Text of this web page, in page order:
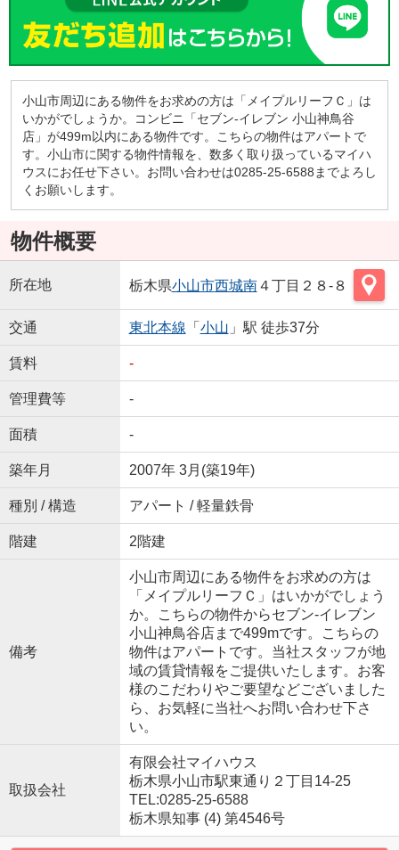
小山市周辺にある物件をお求めの方は「メイプルリーフＣ」は
いかがでしょうか。コンビニ「セブン‐イレブン 小山神鳥谷
店」が499m以内にある物件です。こちらの物件はアパートで
す。小山市に関する物件情報を、数多く取り扱っているマイハ
ウスにお任せ下さい。お問い合わせは0285-25-6588までよろし
くお願いします。
物件概要
所在地 栃木県小山市西城南４丁目２８-８
交通 東北本線 「 小山 」駅 徒歩37分
賃料 -
管理費等 -
面積 -
築年月 2007年 3月(築19年)
種別 / 構造 アパート / 軽量鉄骨
階建 2階建
備考
小山市周辺にある物件をお求めの方は
「メイプルリーフＣ」はいかがでしょう
か。こちらの物件からセブン‐イレブン
小山神鳥谷店まで499mです。こちらの
物件はアパートです。当社スタッフが地
域の賃貸情報をご提供いたします。お客
様のこだわりやご要望などございました
ら、お気軽に当社へお問い合わせ下さ
い。
取扱会社
有限会社マイハウス
栃木県小山市駅東通り２丁目14-25
TEL:0285-25-6588
栃木県知事 (4) 第4546号